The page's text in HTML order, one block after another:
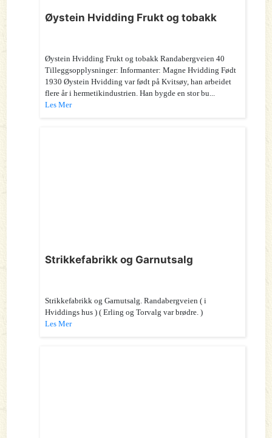
Øystein Hvidding Frukt og tobakk
Øystein Hvidding Frukt og tobakk Randabergveien 40
Tilleggsopplysninger: Informanter: Magne Hvidding Født
1930 Øystein Hvidding var født på Kvitsøy, han arbeidet
flere år i hermetikindustrien. Han bygde en stor bu...
Les Mer
Strikkefabrikk og Garnutsalg
Strikkefabrikk og Garnutsalg. Randabergveien ( i
Hviddings hus ) ( Erling og Torvalg var brødre. )
Les Mer